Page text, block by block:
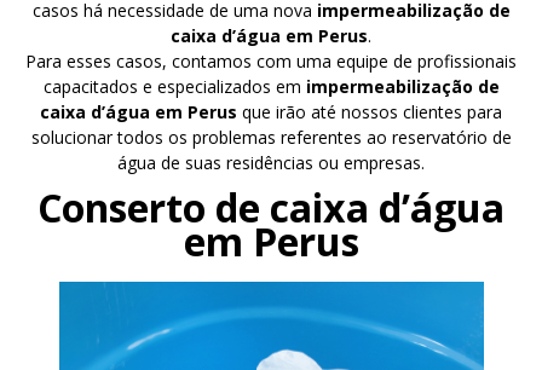
casos há necessidade de uma nova impermeabilização de
caixa d’água em Perus.
Para esses casos, contamos com uma equipe de profissionais
capacitados e especializados em impermeabilização de
caixa d’água em Perus que irão até nossos clientes para
solucionar todos os problemas referentes ao reservatório de
água de suas residências ou empresas.
Conserto de caixa d’água
em Perus